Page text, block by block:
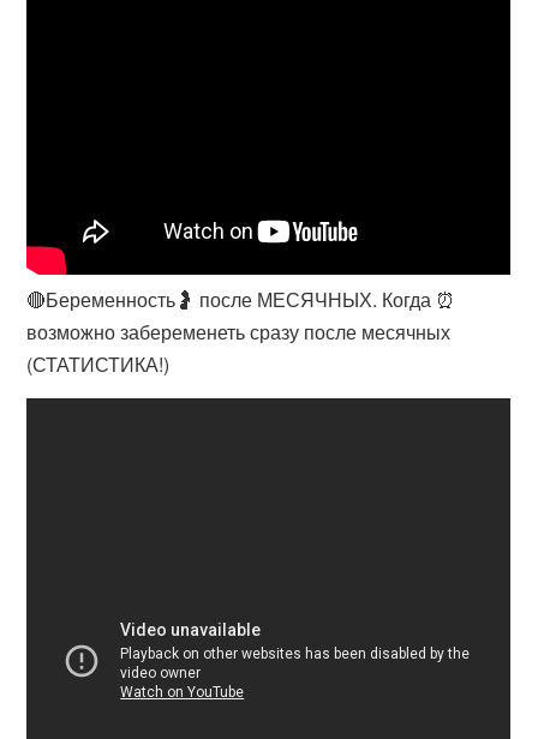
🔴Беременность🤰 после МЕСЯЧНЫХ. Когда ⏰
возможно забеременеть сразу после месячных
(СТАТИСТИКА!)